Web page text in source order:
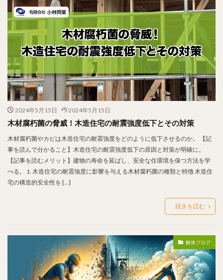
2024年5月15日 2024年5月15日
木材腐朽菌の脅威！木造住宅の耐震強度低下とその対策
木材腐朽菌やカビは木造住宅の耐震強度をどのように低下させるのか。 【記
事を読んで分かること】木造住宅の耐震強度低下の原因と対策が明確に。
【記事を読むメリット】建物の寿命を延ばし、安全な住環境を保つ方法を学
べる。 1. 木造住宅の耐震強度に影響を与える木材腐朽菌の種類と特徴 木造住
宅の構造的安全性を […]
続きを読む
解体ブログ